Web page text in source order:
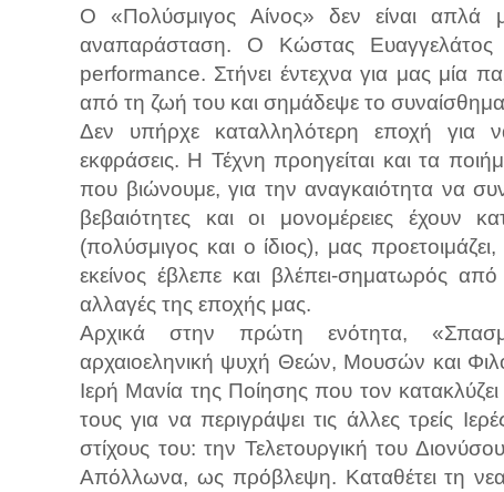
Ο «Πολύσμιγος Αίνος» δεν είναι απλά
αναπαράσταση. Ο Κώστας Ευαγγελάτος
performance. Στήνει έντεχνα για μας μία
από τη ζωή του και σημάδεψε το
Δεν υπήρχε καταλληλότερη εποχή για να
εκφράσεις. Η Τέχνη προηγείται και τα
που βιώνουμε, για την αναγκαιότητα να
βεβαιότητες και οι μονομέρειες έχουν
(πολύσμιγος και ο ίδιος), μας
εκείνος έβλεπε και βλέπει-σηματωρός
αλλαγές της εποχής μας.
Αρχικά στην πρώτη ενότητα,
αρχαιοεληνική ψυχή Θεών, Μουσών και
Ιερή Μανία της Ποίησης που τον
τους για να περιγράψει τις άλλες τρείς
στίχους του: την Τελετουργική του
Απόλλωνα, ως πρόβλεψη. Καταθέτει τη